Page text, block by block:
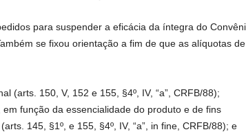
para suspender a eficácia da íntegra do
se fixou orientação a fim de que as alíquotas de
(arts. 150, V, 152 e 155, §4º, IV, “a”, CRFB/88);
função da essencialidade do produto e de fins
145, §1º, e 155, §4º, IV, “a”, in fine, CRFB/88); e